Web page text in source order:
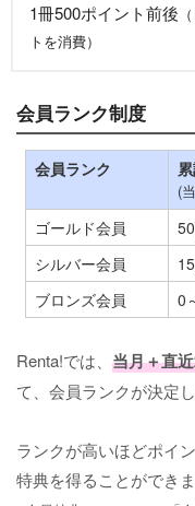
1冊500ポイント前後
トを消費）
会員ランク制度
会員ランク
(
ゴールド会員
シルバー会員
ブロンズ会員
0
Renta!では、 当月＋直
て、会員ランクが決定し
ランクが高いほどポイ
特典を得ることができま